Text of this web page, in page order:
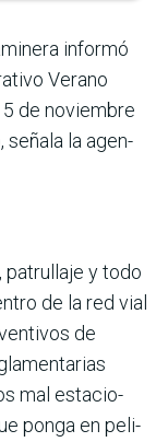
informó
Verano
de noviembre
señala la agen­
patrullaje y todo
de la red vial
de
mal estacio­
ponga en peli­